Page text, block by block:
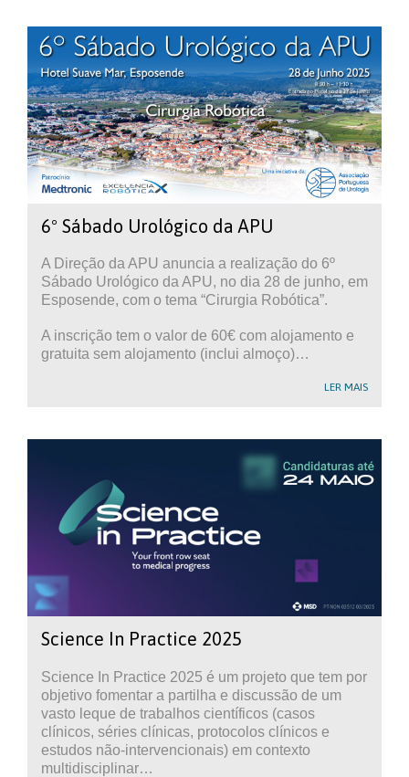
6º Sábado Urológico da APU
A Direção da APU anuncia a realização do 6º
Sábado Urológico da APU, no dia 28 de junho, em
Esposende, com o tema “Cirurgia Robótica”.
A inscrição tem o valor de 60€ com alojamento e
gratuita sem alojamento (inclui almoço)…
LER MAIS
Science In Practice 2025
Science In Practice 2025 é um projeto que tem por
objetivo fomentar a partilha e discussão de um
vasto leque de trabalhos científicos (casos
clínicos, séries clínicas, protocolos clínicos e
estudos não-intervencionais) em contexto
multidisciplinar…